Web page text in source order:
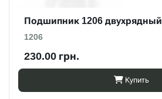
Подшипник 1206 двухрядный
1206
230.00 грн.
Купить